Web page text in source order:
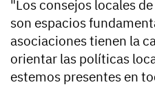
"Los consejos locales
son espacios
asociaciones tienen la
orientar las políticas
estemos presentes en